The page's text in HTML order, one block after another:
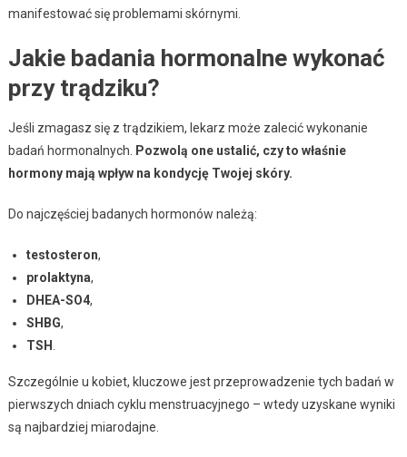
manifestować się problemami skórnymi.
Jakie badania hormonalne wykonać
przy trądziku?
Jeśli zmagasz się z trądzikiem, lekarz może zalecić wykonanie
badań hormonalnych.
Pozwolą one ustalić, czy to właśnie
hormony mają wpływ na kondycję Twojej skóry.
Do najczęściej badanych hormonów należą:
testosteron,
prolaktyna,
DHEA-SO4,
SHBG,
TSH
Szczególnie u kobiet, kluczowe jest przeprowadzenie tych badań w
pierwszych dniach cyklu menstruacyjnego – wtedy uzyskane wyniki
są najbardziej miarodajne.